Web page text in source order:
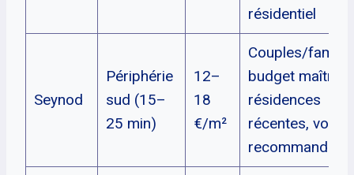
résidentiel
Seynod
Périphérie
sud (15–
25 min)
12–
18
€/m²
Couples/
budget maîtrisé,
résidences
récentes,
recommandée